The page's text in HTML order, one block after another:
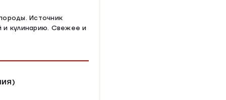
Источник
и кулинарию. Свежее и